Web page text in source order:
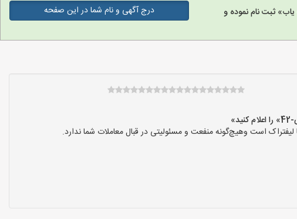
ثبت نام نموده و
درج آگهی و نام شما در این صفحه
است وهیچ‌گونه منفعت و مسئولیتی در قبال معاملات شما ندارد.